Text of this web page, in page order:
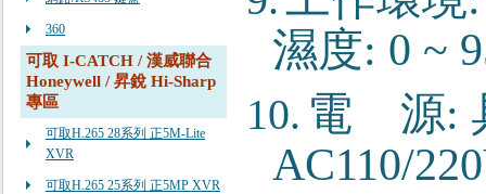
360
可取 I-CATCH / 漢威聯合
Honeywell / 昇銳 Hi-Sharp
專區
可取H.265 28系列 正5M-Lite
XVR
可取H.265 25系列 正5MP XVR
濕度: 0 ~
10. 電 源:
AC110/